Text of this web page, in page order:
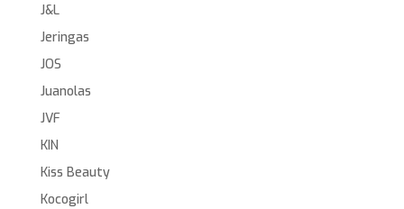
J&L
Jeringas
JOS
Juanolas
JVF
KIN
Kiss Beauty
Kocogirl